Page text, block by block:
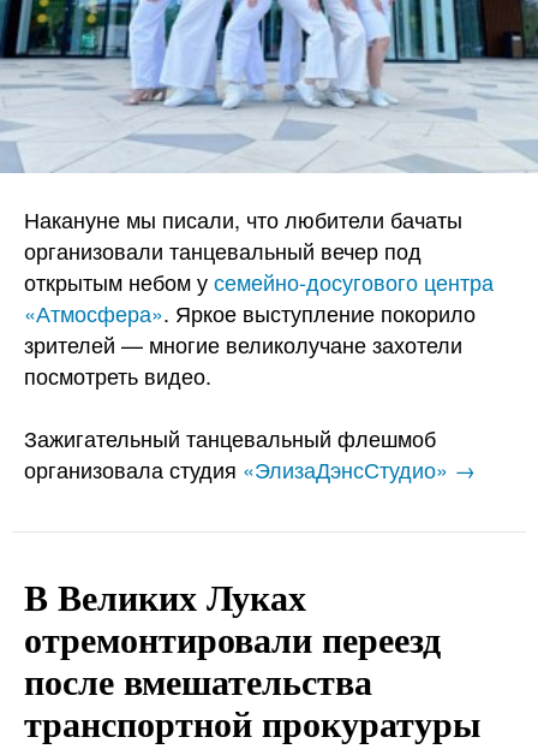
Накануне мы писали, что любители бачаты
организовали танцевальный вечер под
открытым небом усемейно-досугового центра
«Атмосфера». Яркое выступление покорило
зрителей — многие великолучане захотели
посмотреть видео.
Зажигательный танцевальный флешмоб
организовала студия «ЭлизаДэнсСтудио» →
В Великих Луках
отремонтировали переезд
после вмешательства
транспортной прокуратуры